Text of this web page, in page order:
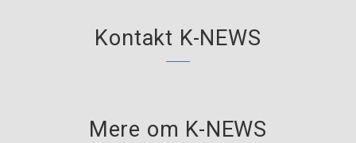
Kontakt K-NEWS
Mere om K-NEWS